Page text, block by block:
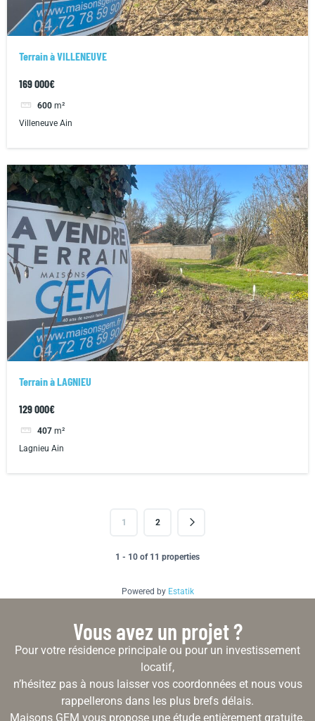
Terrain à VILLENEUVE
169 000€
600 m²
Villeneuve Ain
Terrain à LAGNIEU
129 000€
407 m²
Lagnieu Ain
1 2
1 - 10 of 11 properties
Powered by Estatik
Vous avez un projet ?
Pour votre résidence principale ou pour un investissement
locatif,
n’hésitez pas à nous laisser vos coordonnées et nous vous
rappellerons dans les plus brefs délais.
Maisons GEM vous propose une étude entièrement gratuite.